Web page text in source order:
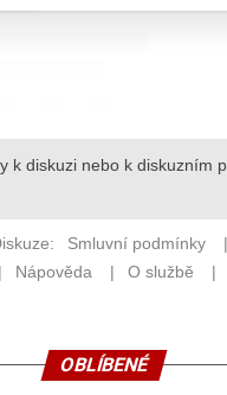
OBLÍBENÉ